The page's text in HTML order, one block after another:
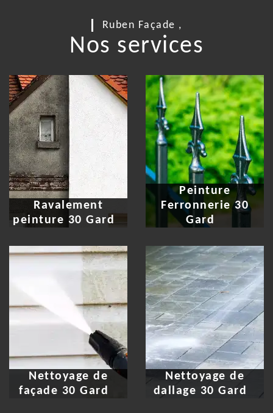
Ruben Façade ,
Nos services
Ravalement
peinture 30 Gard
Peinture
Ferronnerie 30
Gard
Nettoyage de
façade 30 Gard
Nettoyage de
dallage 30 Gard